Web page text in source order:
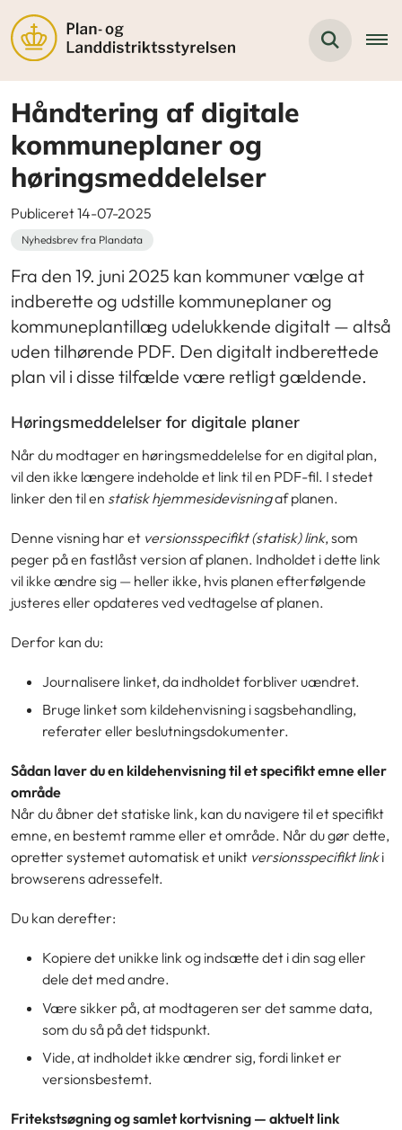
Håndtering af digitale
kommuneplaner og
høringsmeddelelser
Publiceret 14-07-2025
Nyhedsbrev fra Plandata
Fra den 19. juni 2025 kan kommuner vælge at
indberette og udstille kommuneplaner og
kommuneplantillæg udelukkende digitalt — altså
uden tilhørende PDF. Den digitalt indberettede
plan vil i disse tilfælde være retligt gældende.
Høringsmeddelelser for digitale planer
Når du modtager en høringsmeddelelse for en digital plan,
vil den ikke længere indeholde et link til en PDF-fil. I stedet
linker den til en statisk hjemmesidevisningaf planen.
Denne visning har et versionsspecifikt (statisk) link, som
peger på en fastlåst version af planen. Indholdet i dette link
vil ikke ændre sig — heller ikke, hvis planen efterfølgende
justeres eller opdateres ved vedtagelse af planen.
Derfor kan du:
Journalisere linket, da indholdet forbliver uændret.
Bruge linket som kildehenvisning i sagsbehandling,
referater eller beslutningsdokumenter.
Sådan laver du en kildehenvisning til et specifikt emne eller
område
Når du åbner det statiske link, kan du navigere til et specifikt
emne, en bestemt ramme eller et område. Når du gør dette,
opretter systemet automatisk et unikt versionsspecifikt link i
browserens adressefelt.
Du kan derefter:
Kopiere det unikke link og indsætte det i din sag eller
dele det med andre.
Være sikker på, at modtageren ser det samme data,
som du så på det tidspunkt.
Vide, at indholdet ikke ændrer sig, fordi linket er
versionsbestemt.
Fritekstsøgning og samlet kortvisning — aktuelt link